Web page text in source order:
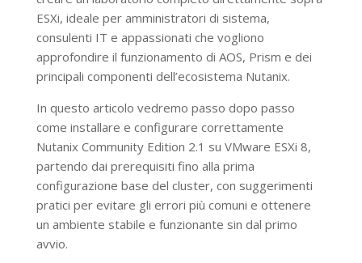
ESXi, ideale per amministratori di sistema,
consulenti IT e appassionati che vogliono
approfondire il funzionamento di AOS, Prism e dei
principali componenti dell’ecosistema Nutanix.
In questo articolo vedremo passo dopo passo
come installare e configurare correttamente
Nutanix Community Edition 2.1 su VMware ESXi 8,
partendo dai prerequisiti fino alla prima
configurazione base del cluster, con suggerimenti
pratici per evitare gli errori più comuni e ottenere
un ambiente stabile e funzionante sin dal primo
avvio.